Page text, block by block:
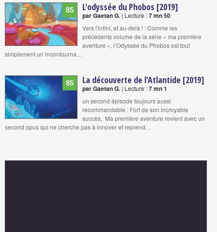
85 L'odyssée du Phobos [2019]
par Gaetan G. | Lecture :7 mn 50
Vers l'infini, et au-delà ! : Comme les
précédents volume de la série « ma première
aventure », l’Odyssée du Phobos est tout
simplement un incontourna…
85 La découverte de l'Atlantide [2019]
par Gaetan G. | Lecture :7 mn 1
un second épisode toujours aussi
recommandable : Fort de son incroyable
succès, Ma première aventure revient avec un
second opus qui ne cherche pas à innover et reprend…